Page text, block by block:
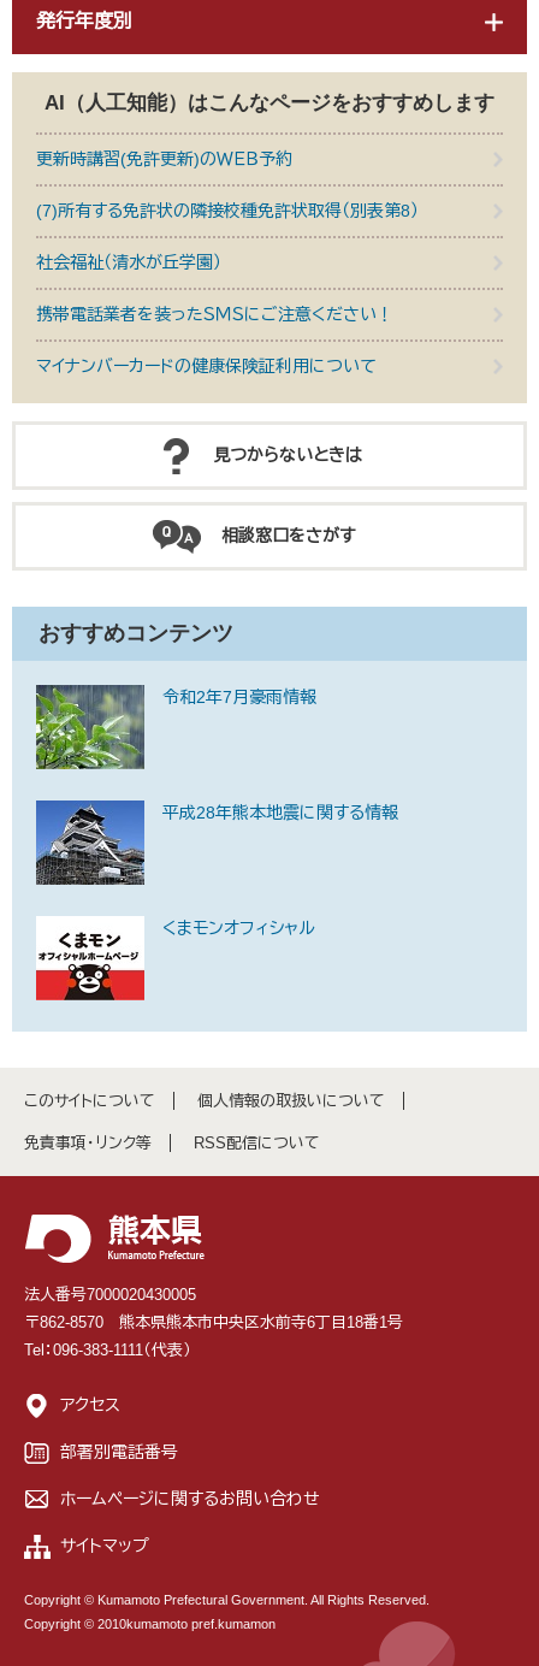
発行年度別
AI（人工知能）はこんなページをおすすめします
更新時講習(免許更新)のＷＥＢ予約
(7)所有する免許状の隣接校種免許状取得（別表第8）
社会福祉（清水が丘学園）
携帯電話業者を装ったＳＭＳにご注意ください！
マイナンバーカードの健康保険証利用について
見つからないときは
相談窓口をさがす
おすすめコンテンツ
令和2年7月豪雨情報
平成28年熊本地震に関する情報
くまモンオフィシャル
このサイトについて 個人情報の取扱いについて
免責事項・リンク等 RSS配信について
法人番号7000020430005
〒862-8570 熊本県熊本市中央区水前寺6丁目18番1号
Tel：096-383-1111（代表）
アクセス
部署別電話番号
ホームページに関するお問い合わせ
サイトマップ
Copyright © Kumamoto Prefectural Government. All Rights Reserved.
Copyright © 2010kumamoto pref.kumamon